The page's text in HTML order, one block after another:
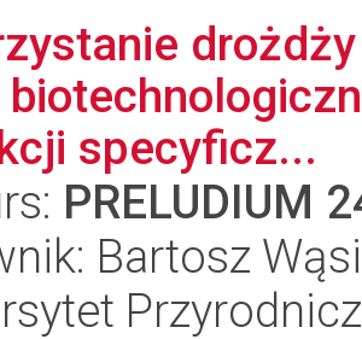
specyficz...
PRELUDIUM
Bartosz